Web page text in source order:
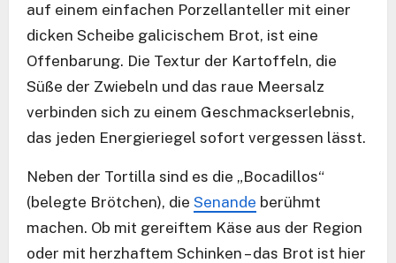
auf einem einfachen Porzellanteller mit einer
dicken Scheibe galicischem Brot, ist eine
Offenbarung. Die Textur der Kartoffeln, die
Süße der Zwiebeln und das raue Meersalz
verbinden sich zu einem Geschmackserlebnis,
das jeden Energieriegel sofort vergessen lässt.
Neben der Tortilla sind es die „Bocadillos“
(belegte Brötchen), die Senande berühmt
machen. Ob mit gereiftem Käse aus der Region
oder mit herzhaftem Schinken – das Brot ist hier